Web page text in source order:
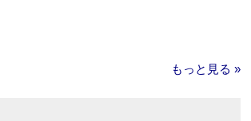
もっと見る »